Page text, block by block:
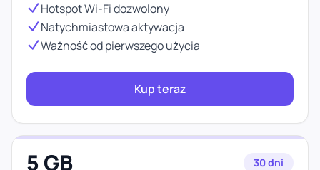
Hotspot Wi-Fi dozwolony
Natychmiastowa aktywacja
Ważność od pierwszego użycia
Kup teraz
5 GB 30 dni